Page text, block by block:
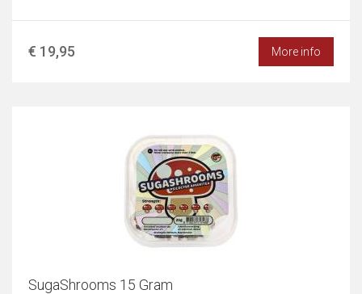
€ 19,95 More info
SugaShrooms 15 Gram